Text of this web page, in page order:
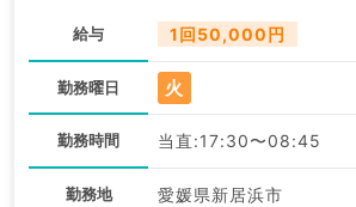
給与 1回50,000円
勤務曜日 火
勤務時間 当直:17:30〜08:45
勤務地 愛媛県新居浜市